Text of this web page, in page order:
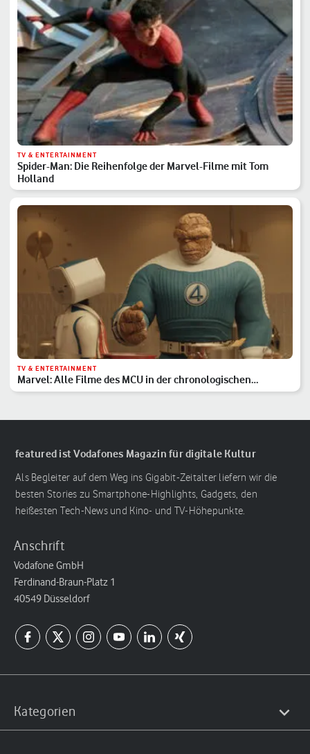
TV & ENTERTAINMENT
Spider-Man: Die Reihenfolge der Marvel-Filme mit Tom
Holland
TV & ENTERTAINMENT
Marvel: Alle Filme des MCU in der chronologischen
Reihenfolge
featured ist Vodafones Magazin für digitale Kultur
Als Begleiter auf dem Weg ins Gigabit-Zeitalter liefern wir die
besten Stories zu Smartphone-Highlights, Gadgets, den
heißesten Tech-News und Kino- und TV-Höhepunkte.
Anschrift
Vodafone GmbH
Ferdinand-Braun-Platz 1
40549 Düsseldorf
Kategorien